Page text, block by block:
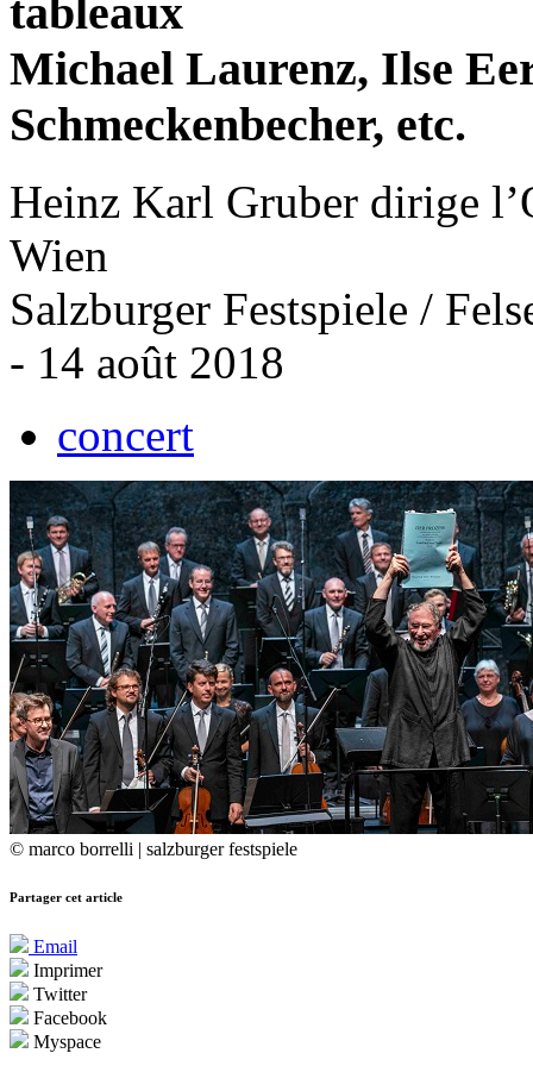
tableaux
Michael Laurenz, Ilse
Schmeckenbecher, etc.
Heinz Karl Gruber dirige
Wien
Salzburger Festspiele /
- 14 août 2018
concert
© marco borrelli | salzburger festspiele
Partager cet article
Email
Imprimer
Twitter
Facebook
Myspace